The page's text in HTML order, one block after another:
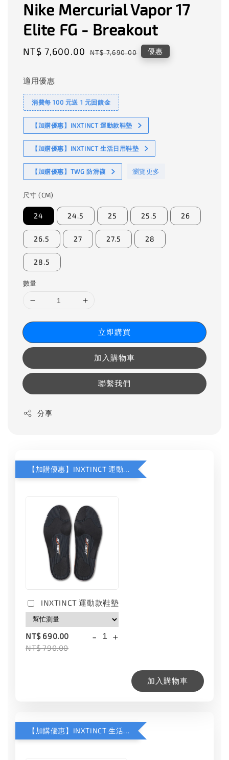
Nike Mercurial Vapor 17
Elite FG - Breakout
Sale
NT$ 7,600.00 Regular
NT$ 7,690.00 優惠
適用優惠
消費每 100 元送 1 元回饋金
【加購優惠】INXTINCT 運動款鞋墊
【加購優惠】INXTINCT 生活日用鞋墊
【加購優惠】TWG 防滑襪 瀏覽更多
尺寸 (CM)
24 24.5 25 25.5 26
26.5 27 27.5 28
28.5
數量
立即購買
加入購物車
聯繫我們
分享
【加購優惠】INXTINCT 運動款鞋墊
INXTINCT 運動款鞋墊
NT$ 690.00
NT$ 790.00
- +
加入購物車
【加購優惠】INXTINCT 生活日用鞋墊